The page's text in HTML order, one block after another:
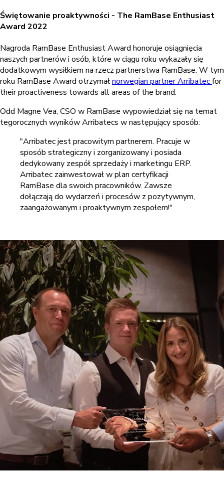
Świętowanie proaktywności - The RamBase Enthusiast
Award 2022
Nagroda RamBase Enthusiast Award honoruje osiągnięcia
naszych partnerów i osób, które w ciągu roku wykazały się
dodatkowym wysiłkiem na rzecz partnerstwa RamBase. W tym
roku RamBase Award otrzymałnorwegian partner Arribatecfor
their proactiveness towards all areas of the brand.
Odd Magne Vea, CSO w RamBase wypowiedział się na temat
tegorocznych wyników Arribatecs w następujący sposób:
"Arribatec jest pracowitym partnerem. Pracuje w
sposób strategiczny i zorganizowany i posiada
dedykowany zespół sprzedaży i marketingu ERP.
Arribatec zainwestował w plan certyfikacji
RamBase dla swoich pracowników. Zawsze
dołączają do wydarzeń i procesów z pozytywnym,
zaangażowanym i proaktywnym zespołem!"